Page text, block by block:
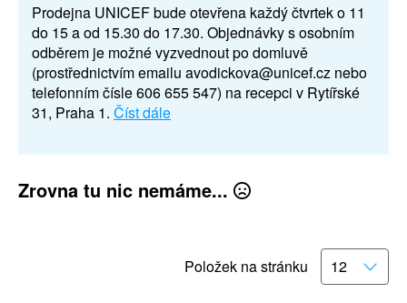
Prodejna UNICEF bude otevřena každý čtvrtek o 11
do 15 a od 15.30 do 17.30. Objednávky s osobním
odběrem je možné vyzvednout po domluvě
(prostřednictvím emailu avodickova@unicef.cz nebo
telefonním čísle 606 655 547) na recepci v Rytířské
31, Praha 1. Číst dále
Zrovna tu nic nemáme...
Položek na stránku